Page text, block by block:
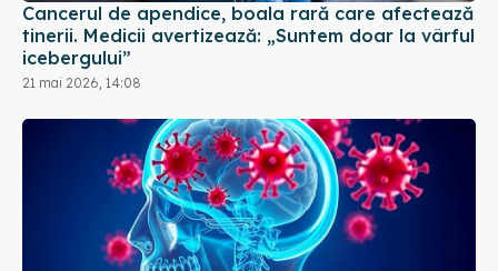
Cancerul de apendice, boala rară care afectează
tinerii. Medicii avertizează: „Suntem doar la vârful
icebergului”
21 mai 2026, 14:08